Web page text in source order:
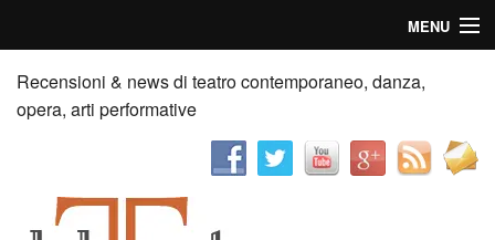
MENU
Home
Recensioni
News
Recensioni & news di teatro contemporaneo, danza,
opera, arti performative